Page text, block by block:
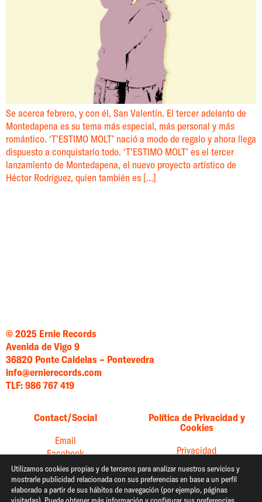
Se acerca febrero, y con él, San Valentín. El tercer adelanto de
Montedapena es su tema más especial, más personal y más
romántico. ‘T’ESTIMO MOLT’ nació a modo de regalo y ahora llega
dispuesto a conquistarlo todo. ‘T’ESTIMO MOLT’ es el tercer
lanzamiento de Montedapena, el nuevo proyecto artístico de
Héctor Rodríguez, quien también es […]
© 2025 Ernie Records
Avenida de Vigo 9
36820 Ponte Caldelas – Pontevedra
info@ernierecords.com
TLF: 986 767 419
Contact/Social
Email
Facebook
Instagram
Twitter
Política de Privacidad y
Cookies
Privacidad
Utilizamos cookies propias y de terceros para analizar nuestros servicios y
mostrarle publicidad relacionada con sus preferencias en base a un perfil
elaborado a partir de sus hábitos de navegación (por ejemplo, páginas